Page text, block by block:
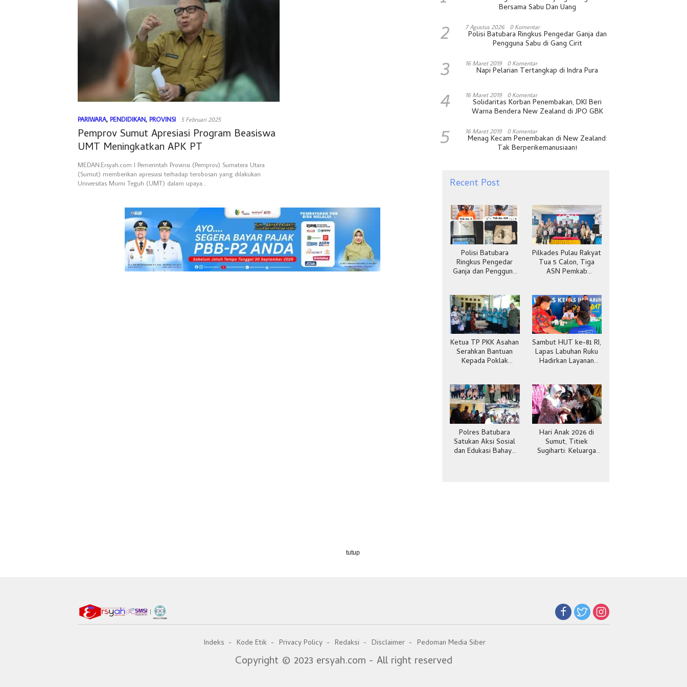
PARIWARA, PENDIDIKAN, PROVINSI 5 Februari 2025
Pemprov Sumut Apresiasi Program Beasiswa
UMT Meningkatkan APK PT
MEDAN.Ersyah.com l Pemerintah Provinsi (Pemprov) Sumatera Utara
(Sumut) memberikan apresiasi terhadap terobosan yang dilakukan
Universitas Murni Teguh (UMT) dalam upaya…
Bersama Sabu Dan Uang
2 7 Agustus 2026 0 Komentar
Polisi Batubara Ringkus Pengedar Ganja dan
Pengguna Sabu di Gang Cirit
3 16 Maret 2019 0 Komentar
Napi Pelarian Tertangkap di Indra Pura
4 16 Maret 2019 0 Komentar
Solidaritas Korban Penembakan, DKI Beri
Warna Bendera New Zealand di JPO GBK
5 16 Maret 2019 0 Komentar
Menag Kecam Penembakan di New Zealand:
Tak Berperikemanusiaan!
Recent Post
Polisi Batubara
Ringkus Pengedar
Ganja dan Pengguna
Pilkades Pulau Rakyat
Tua 5 Calon, Tiga
ASN Pemkab
Ketua TP PKK Asahan
Serahkan Bantuan
Kepada Poklak
Sambut HUT ke-81 RI,
Lapas Labuhan Ruku
Hadirkan Layanan
Polres Batubara
Satukan Aksi Sosial
dan Edukasi Bahaya
Hari Anak 2026 di
Sumut, Titiek
Sugiharti: Keluarga
Indeks Kode Etik Privacy Policy Redaksi Disclaimer Pedoman Media Siber
Copyright © 2023 ersyah.com - All right reserved
tutup